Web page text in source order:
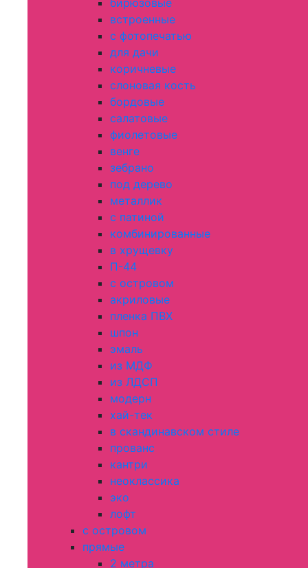
встроенные
с фотопечатью
для дачи
коричневые
слоновая кость
бордовые
салатовые
фиолетовые
венге
зебрано
под дерево
металлик
с патиной
комбинированные
в хрущевку
П-44
с островом
акриловые
пленка ПВХ
шпон
эмаль
из МДФ
из ЛДСП
модерн
хай-тек
в скандинавском стиле
прованс
кантри
неоклассика
эко
лофт
с островом
прямые
2 метра